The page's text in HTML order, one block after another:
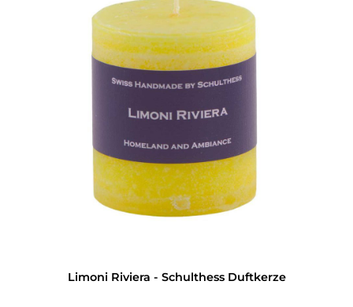
Limoni Riviera - Schulthess Duftkerze